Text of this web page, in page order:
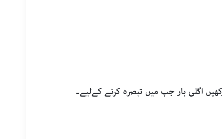
اگلی بار جب میں تبصرہ کرنے کےلیے۔